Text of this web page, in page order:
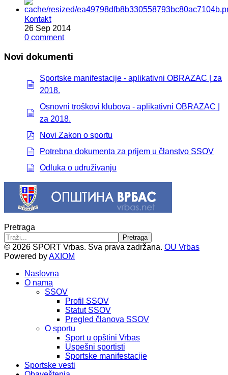
Kontakt
26 Sep 2014
0 comment
Novi dokumenti
document
Sportske manifestacije - aplikativni OBRAZAC | za
2018.
document
Osnovni troškovi klubova - aplikativni OBRAZAC |
za 2018.
Novi Zakon o sportu
Potrebna dokumenta za prijem u članstvo SSOV
Odluka o udruživanju
Pretraga
Pretraga
© 2026 SPORT Vrbas. Sva prava zadržana. OU Vrbas
Powered byAXIOM
Naslovna
O nama
SSOV
Profil SSOV
Statut SSOV
Pregled članova SSOV
O sportu
Sport u opštini Vrbas
Uspešni sportisti
Sportske manifestacije
Sportske vesti